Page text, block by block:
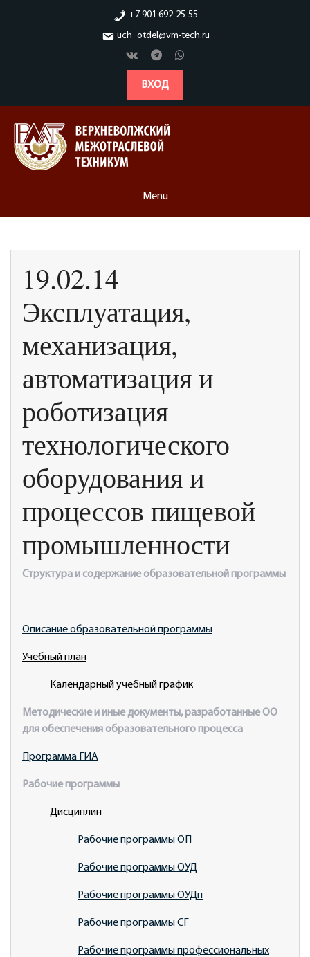
+7 901 692-25-55
uch_otdel@vm-tech.ru
ВХОД
Menu
19.02.14
Эксплуатация,
механизация,
автоматизация и
роботизация
технологического
оборудования и
процессов пищевой
промышленности
Структура и содержание образовательной программы
Описание образовательной программы
Учебный план
Календарный учебный график
Методические и иные документы, разработанные ОО
для обеспечения образовательного процесса
Программа ГИА
Рабочие программы
Дисциплин
Рабочие программы ОП
Рабочие программы ОУД
Рабочие программы ОУДп
Рабочие программы СГ
Рабочие программы профессиональных